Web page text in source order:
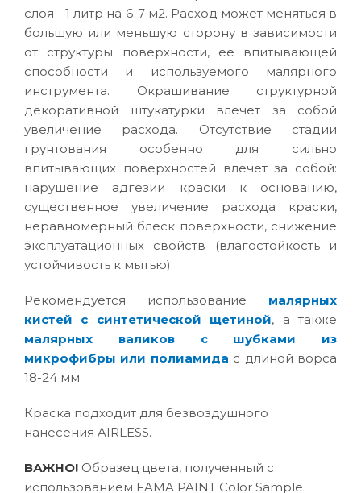
слоя - 1 литр на 6-7 м2. Расход может меняться в
большую или меньшую сторону в зависимости
от структуры поверхности, её впитывающей
способности и используемого малярного
инструмента. Окрашивание структурной
декоративной штукатурки влечёт за собой
увеличение расхода. Отсутствие стадии
грунтования особенно для сильно
впитывающих поверхностей влечёт за собой:
нарушение адгезии краски к основанию,
существенное увеличение расхода краски,
неравномерный блеск поверхности, снижение
эксплуатационных свойств (влагостойкость и
устойчивость к мытью).
Рекомендуется использование малярных
кистей с синтетической щетиной, а также
малярных валиков с шубками из
микрофибры или полиамида с длиной ворса
18-24 мм.
Краска подходит для безвоздушного
нанесения AIRLESS.
ВАЖНО! Образец цвета, полученный с
использованием FAMA PAINT Color Sample